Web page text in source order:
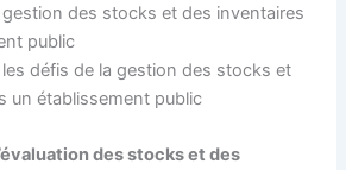
des stocks et des inventaires
public
défis de la gestion des stocks et
un établissement public
des stocks et des